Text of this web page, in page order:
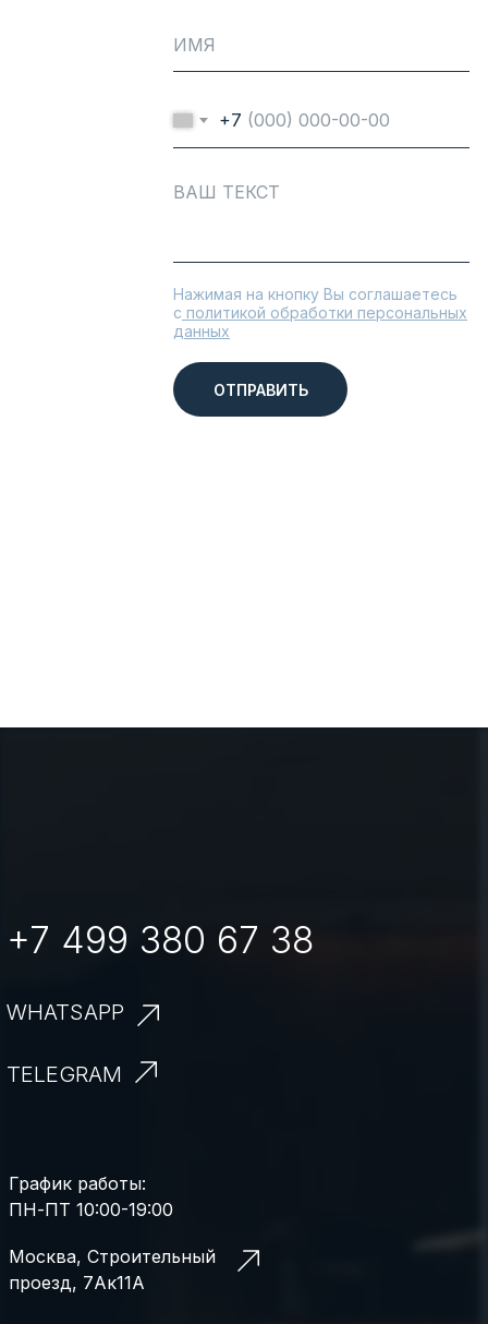
+7
Нажимая на кнопку Вы соглашаетесь
с политикой обработки персональных
данных
ОТПРАВИТЬ
+7 499 380 67 38
Москва, Строительный
проезд, 7Ак11А
График работы:
ПН-ПТ 10:00-19:00
TELEGRAM
WHATSAPP